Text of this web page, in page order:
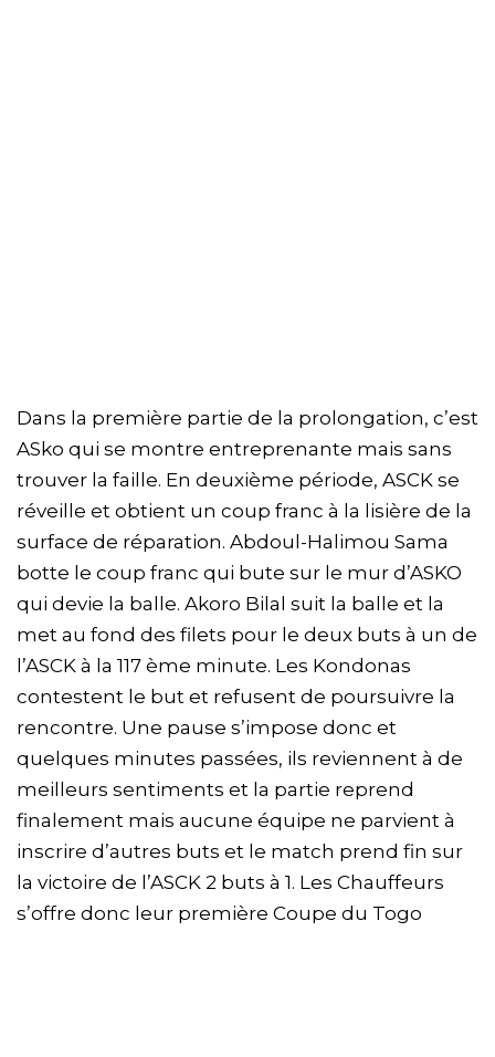
Dans la première partie de la prolongation, c’est
ASko qui se montre entreprenante mais sans
trouver la faille. En deuxième période, ASCK se
réveille et obtient un coup franc à la lisière de la
surface de réparation. Abdoul-Halimou Sama
botte le coup franc qui bute sur le mur d’ASKO
qui devie la balle. Akoro Bilal suit la balle et la
met au fond des filets pour le deux buts à un de
l’ASCK à la 117 ème minute. Les Kondonas
contestent le but et refusent de poursuivre la
rencontre. Une pause s’impose donc et
quelques minutes passées, ils reviennent à de
meilleurs sentiments et la partie reprend
finalement mais aucune équipe ne parvient à
inscrire d’autres buts et le match prend fin sur
la victoire de l’ASCK 2 buts à 1. Les Chauffeurs
s’offre donc leur première Coupe du Togo